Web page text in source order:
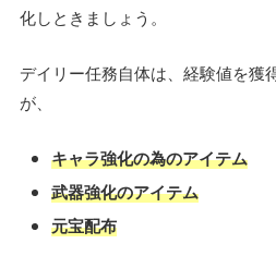
化しときましょう。
デイリー任務自体は、経験値を獲
が、
キャラ強化の為のアイテム
武器強化のアイテム
元宝配布